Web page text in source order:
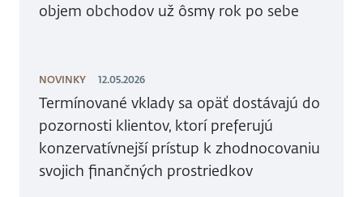
objem obchodov už ôsmy rok po sebe
NOVINKY 12.05.2026
Termínované vklady sa opäť dostávajú do
pozornosti klientov, ktorí preferujú
konzervatívnejší prístup k zhodnocovaniu
svojich finančných prostriedkov